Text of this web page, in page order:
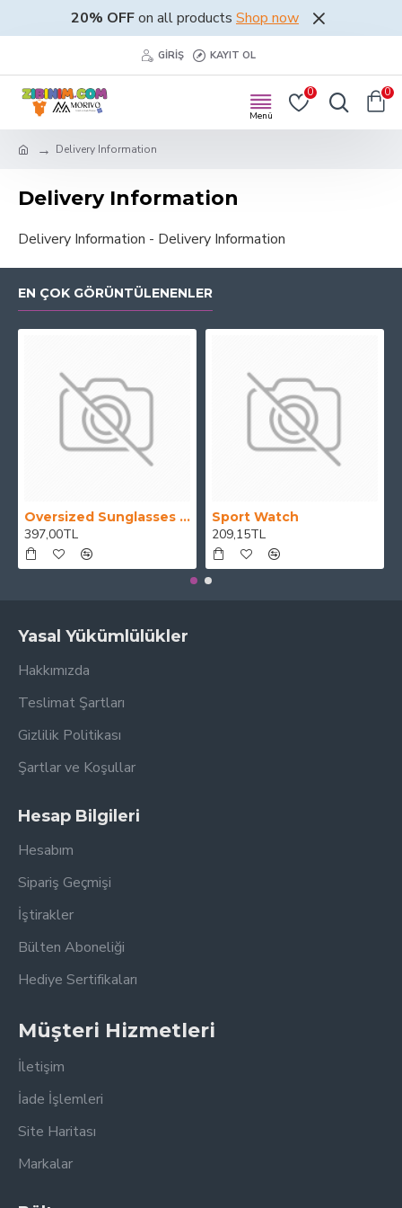
20% OFFon all products Shop now
GIRIŞ KAYIT OL
0 0
Delivery Information
Delivery Information
Delivery Information - Delivery Information
EN ÇOK GÖRÜNTÜLENENLER
Oversized Sunglasses For Long Summer Days
397,00TL
Sport Watch
209,15TL
Yasal Yükümlülükler
Hakkımızda
Teslimat Şartları
Gizlilik Politikası
Şartlar ve Koşullar
Hesap Bilgileri
Hesabım
Sipariş Geçmişi
İştirakler
Bülten Aboneliği
Hediye Sertifikaları
Müşteri Hizmetleri
İletişim
İade İşlemleri
Site Haritası
Markalar